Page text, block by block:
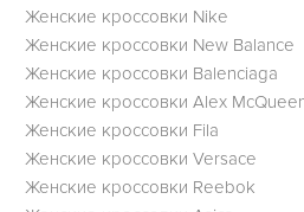
Женские кроссовки Nike
Женские кроссовки New Balance
Женские кроссовки Balenciaga
Женские кроссовки Alex
Женские кроссовки Fila
Женские кроссовки Versace
Женские кроссовки Reebok